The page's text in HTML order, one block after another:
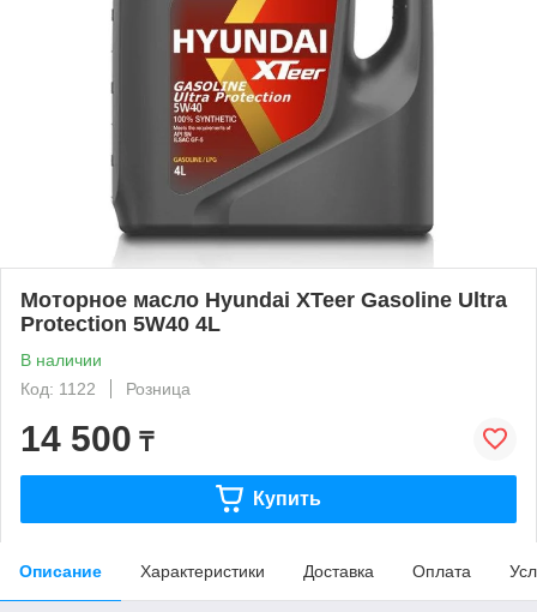
Моторное масло Hyundai XTeer Gasoline Ultra
Protection 5W40 4L
В наличии
Код: 1122
Розница
14 500 ₸
Купить
Описание Характеристики Доставка Оплата